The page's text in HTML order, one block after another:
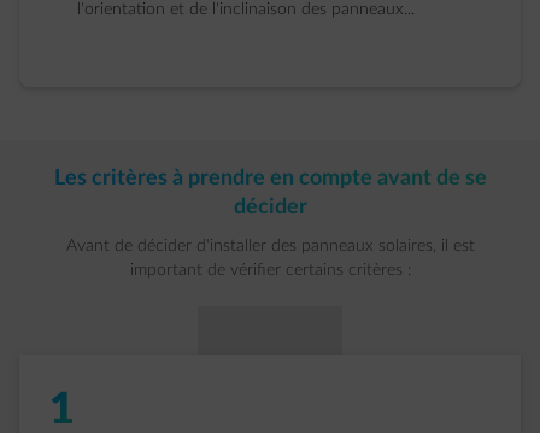
l'orientation et de l'inclinaison des panneaux...
Les critères à prendre en compte avant de se
décider
Avant de décider d'installer des panneaux solaires, il est
important de vérifier certains critères :
1